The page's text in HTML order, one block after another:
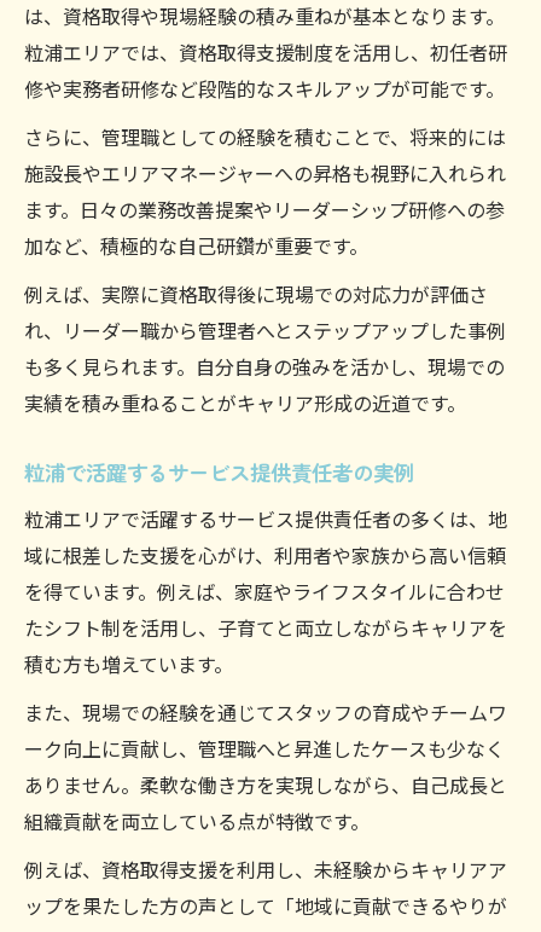
粒浦の現場で役立つコミュニケーション術
介護職のキャリアアップ転職成功術
サービス提供責任者が目指す転職成功のポ
イント
キャリアアップを実現する求人の選び方
サービス提供責任者経験を活かした転職戦
略
現場で評価されるスキルと実績の伝え方
粒浦で見つける理想の転職先とは
は、資格取得や現場経験の積み重ねが基本となります。
粒浦エリアでは、資格取得支援制度を活用し、初任者研
修や実務者研修など段階的なスキルアップが可能です。
さらに、管理職としての経験を積むことで、将来的には
施設長やエリアマネージャーへの昇格も視野に入れられ
ます。日々の業務改善提案やリーダーシップ研修への参
加など、積極的な自己研鑽が重要です。
例えば、実際に資格取得後に現場での対応力が評価さ
れ、リーダー職から管理者へとステップアップした事例
も多く見られます。自分自身の強みを活かし、現場での
実績を積み重ねることがキャリア形成の近道です。
粒浦で活躍するサービス提供責任者の実例
粒浦エリアで活躍するサービス提供責任者の多くは、地
域に根差した支援を心がけ、利用者や家族から高い信頼
を得ています。例えば、家庭やライフスタイルに合わせ
たシフト制を活用し、子育てと両立しながらキャリアを
積む方も増えています。
また、現場での経験を通じてスタッフの育成やチームワ
ーク向上に貢献し、管理職へと昇進したケースも少なく
ありません。柔軟な働き方を実現しながら、自己成長と
組織貢献を両立している点が特徴です。
例えば、資格取得支援を利用し、未経験からキャリアア
ップを果たした方の声として「地域に貢献できるやりが